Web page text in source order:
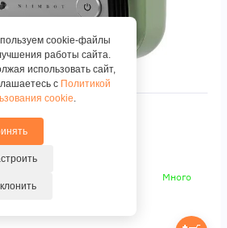
(Цвет: Green)
Много
cookie-файлы
работы сайта.
использовать сайт,
с Политикой
cookie.